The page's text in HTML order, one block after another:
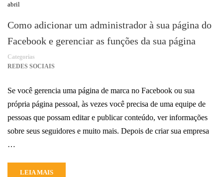
abril
Como adicionar um administrador à sua página do
Facebook e gerenciar as funções da sua página
Categorias
REDES SOCIAIS
Se você gerencia uma página de marca no Facebook ou sua
própria página pessoal, às vezes você precisa de uma equipe de
pessoas que possam editar e publicar conteúdo, ver informações
sobre seus seguidores e muito mais. Depois de criar sua empresa
…
LEIA MAIS